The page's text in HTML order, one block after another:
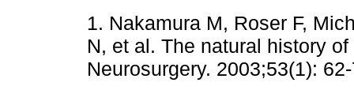
1. Nakamura M, Roser F,
N, et al. The natural history
Neurosurgery. 2003;53(1):